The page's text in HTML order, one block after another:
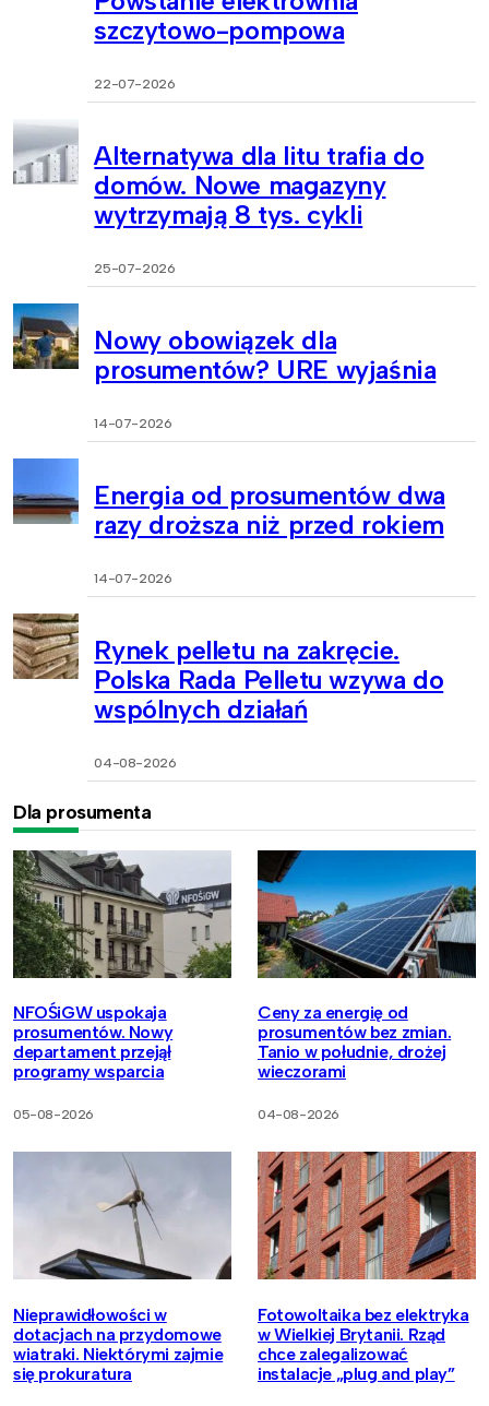
szczytowo-pompowa
22-07-2026
Alternatywa dla litu trafia do
domów. Nowe magazyny
wytrzymają 8 tys. cykli
25-07-2026
Nowy obowiązek dla
prosumentów? URE wyjaśnia
14-07-2026
Energia od prosumentów dwa
razy droższa niż przed rokiem
14-07-2026
Rynek pelletu na zakręcie.
Polska Rada Pelletu wzywa do
wspólnych działań
04-08-2026
Dla prosumenta
NFOŚiGW uspokaja
prosumentów. Nowy
departament przejął
programy wsparcia
05-08-2026
Ceny za energię od
prosumentów bez zmian.
Tanio w południe, drożej
wieczorami
04-08-2026
Nieprawidłowości w
dotacjach na przydomowe
wiatraki. Niektórymi zajmie
się prokuratura
Fotowoltaika bez elektryka
w Wielkiej Brytanii. Rząd
chce zalegalizować
instalacje „plug and play”